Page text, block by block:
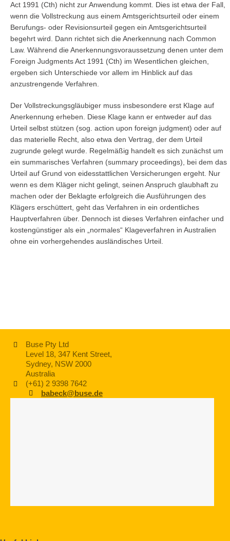
Act 1991 (Cth) nicht zur Anwendung kommt. Dies ist etwa der Fall,
wenn die Vollstreckung aus einem Amtsgerichtsurteil oder einem
Berufungs- oder Revisionsurteil gegen ein Amtsgerichtsurteil
begehrt wird. Dann richtet sich die Anerkennung nach Common
Law. Während die Anerkennungsvoraussetzung denen unter dem
Foreign Judgments Act 1991 (Cth) im Wesentlichen gleichen,
ergeben sich Unterschiede vor allem im Hinblick auf das
anzustrengende Verfahren.
Der Vollstreckungsgläubiger muss insbesondere erst Klage auf
Anerkennung erheben. Diese Klage kann er entweder auf das
Urteil selbst stützen (sog. action upon foreign judgment) oder auf
das materielle Recht, also etwa den Vertrag, der dem Urteil
zugrunde gelegt wurde. Regelmäßig handelt es sich zunächst um
ein summarisches Verfahren (summary proceedings), bei dem das
Urteil auf Grund von eidesstattlichen Versicherungen ergeht. Nur
wenn es dem Kläger nicht gelingt, seinen Anspruch glaubhaft zu
machen oder der Beklagte erfolgreich die Ausführungen des
Klägers erschüttert, geht das Verfahren in ein ordentliches
Hauptverfahren über. Dennoch ist dieses Verfahren einfacher und
kostengünstiger als ein „normales“ Klageverfahren in Australien
ohne ein vorhergehendes ausländisches Urteil.
Buse Pty Ltd
Level 18, 347 Kent Street,
Sydney, NSW 2000
Australia
(+61) 2 9398 7642
babeck@buse.de